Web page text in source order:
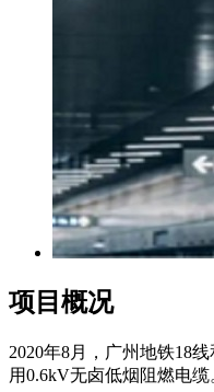
项目概况
2020年8月，广州地铁18
用0.6kV无卤低烟阻燃电缆